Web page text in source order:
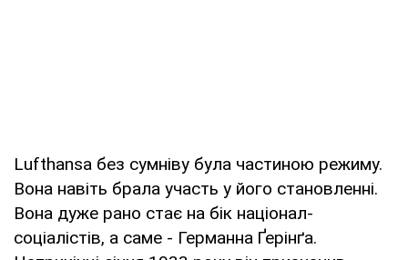
Lufthansa без сумніву була частиною режиму.
Вона навіть брала участь у його становленні.
Вона дуже рано стає на бік націонал-
соціалістів, а саме - Германна Ґерінґа.